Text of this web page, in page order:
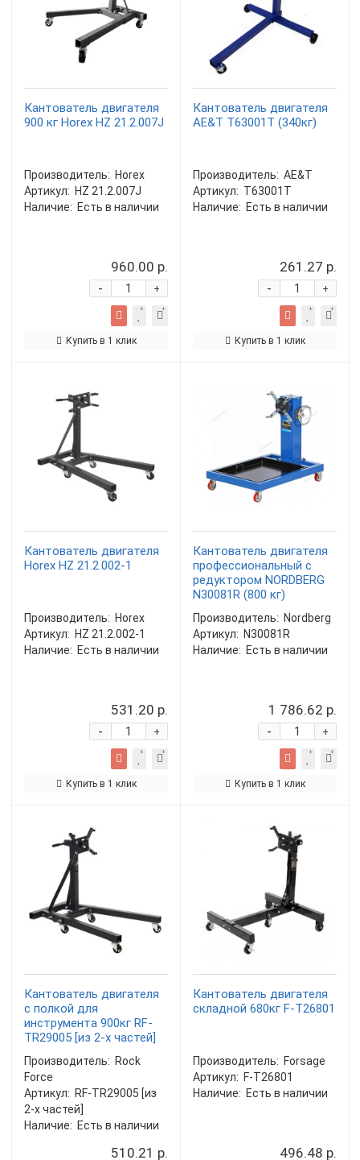
Кантователь двигателя
900 кг Horex HZ 21.2.007J
Производитель: Horex
Артикул: HZ 21.2.007J
Наличие: Есть в наличии
960.00 р.
+
-
Купить в 1 клик
Кантователь двигателя
AE&T Т63001T (340кг)
Производитель: AE&T
Артикул: T63001T
Наличие: Есть в наличии
261.27 р.
+
-
Купить в 1 клик
Кантователь двигателя
Horex HZ 21.2.002-1
Производитель: Horex
Артикул: HZ 21.2.002-1
Наличие: Есть в наличии
531.20 р.
+
-
Купить в 1 клик
Кантователь двигателя
профессиональный с
редуктором NORDBERG
N30081R (800 кг)
Производитель: Nordberg
Артикул: N30081R
Наличие: Есть в наличии
1 786.62 р.
+
-
Купить в 1 клик
Кантователь двигателя
с полкой для
инструмента 900кг RF-
TR29005 [из 2-х частей]
Производитель: Rock
Force
Артикул: RF-TR29005 [из
2-х частей]
Наличие: Есть в наличии
510.21 р.
Кантователь двигателя
складной 680кг F-T26801
Производитель: Forsage
Артикул: F-T26801
Наличие: Есть в наличии
496.48 р.